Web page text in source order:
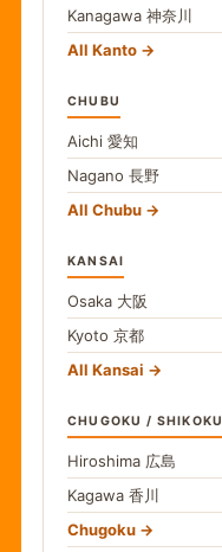
Kanagawa 神奈川
All Kanto
CHUBU
Aichi 愛知
Nagano 長野
All Chubu
KANSAI
Osaka 大阪
Kyoto 京都
All Kansai
CHUGOKU / SHIKOKU
Hiroshima 広島
Kagawa 香川
Chugoku